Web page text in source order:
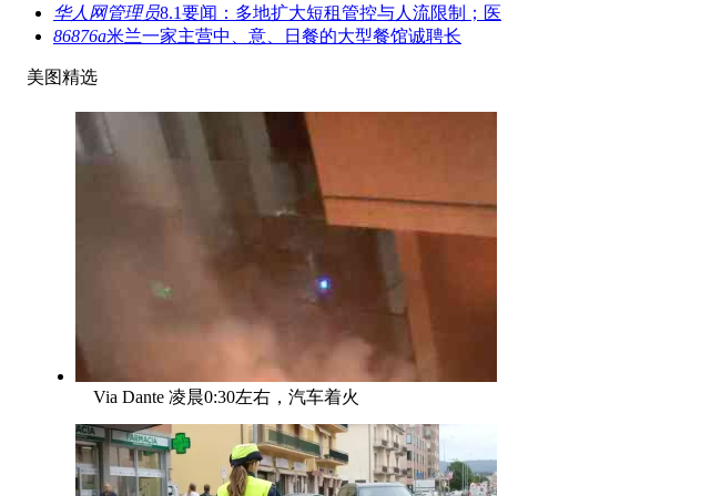
华人网管理员8.1要闻：多地扩大短租管控与人流限制；医
86876a米兰一家主营中、意、日餐的大型餐馆诚聘长
美图精选
Via Dante 凌晨0:30左右，汽车着火